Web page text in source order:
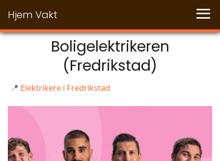
Hjem Vakt
Boligelektrikeren
(Fredrikstad)
📍 Elektrikere i Fredrikstad